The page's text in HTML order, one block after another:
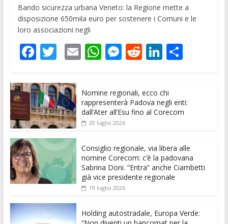
Bando sicurezza urbana Veneto: la Regione mette a
disposizione 650mila euro per sostenere i Comuni e le
loro associazioni negli
F
e
b
o
o
k
T
itt
er
E
l
W
s
A
p
p
M
ss
e
n
er
R
di
t
Li
k
e
dI
C
di
vi
Nomine regionali, ecco chi
rappresenterà Padova negli enti:
dall’Ater all’Esu fino al Corecom
20 luglio 2026
Consiglio regionale, via libera alle
nomine Corecom: c’è la padovana
Sabrina Doni. “Entra” anche Ciambetti
già vice presidente regionale
19 luglio 2026
Holding autostradale, Europa Verde: